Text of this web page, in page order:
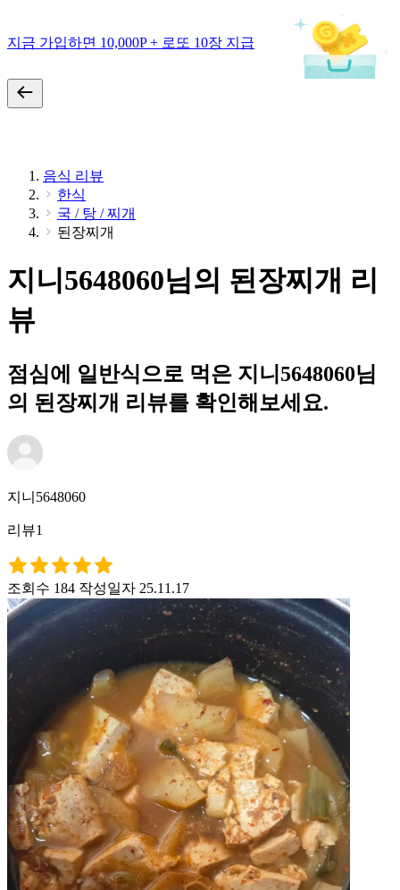
지금 가입하면 10,000P + 로또 10장 지급
음식 리뷰
한식
국 / 탕 / 찌개
된장찌개
지니5648060님의 된장찌개 리
뷰
점심에 일반식으로 먹은 지니5648060님
의 된장찌개 리뷰를 확인해보세요.
지니5648060
리뷰1
조회수 184 작성일자 25.11.17